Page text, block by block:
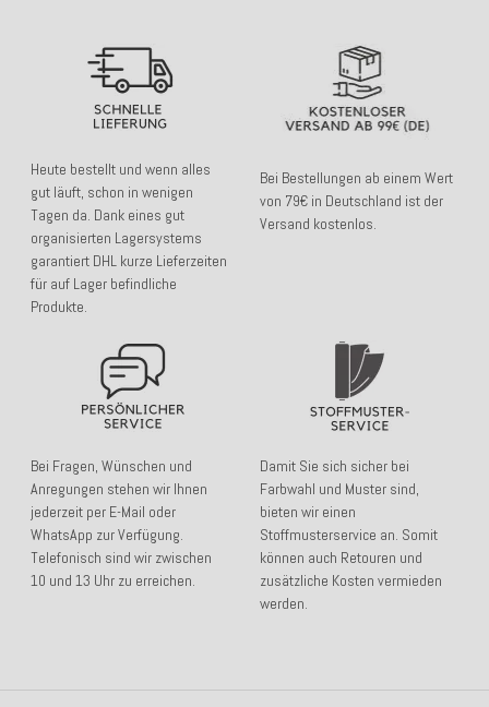
Heute bestellt und wenn alles
gut läuft, schon in wenigen
Tagen da. Dank eines gut
organisierten Lagersystems
garantiert DHL kurze Lieferzeiten
für auf Lager befindliche
Produkte.
Bei Bestellungen ab einem Wert
von 79€ in Deutschland ist der
Versand kostenlos.
Bei Fragen, Wünschen und
Anregungen stehen wir Ihnen
jederzeit per E-Mail oder
WhatsApp zur Verfügung.
Telefonisch sind wir zwischen
10 und 13 Uhr zu erreichen.
Damit Sie sich sicher bei
Farbwahl und Muster sind,
bieten wir einen
Stoffmusterservice an. Somit
können auch Retouren und
zusätzliche Kosten vermieden
werden.